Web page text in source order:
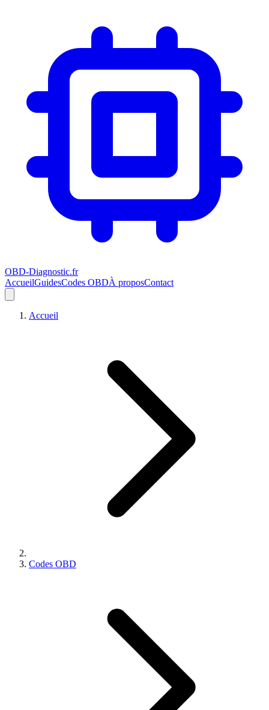
OBD-Diagnostic.fr
AccueilGuidesCodes OBDÀ proposContact
Accueil
Codes OBD